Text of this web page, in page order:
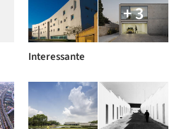
+ 3
Interessante